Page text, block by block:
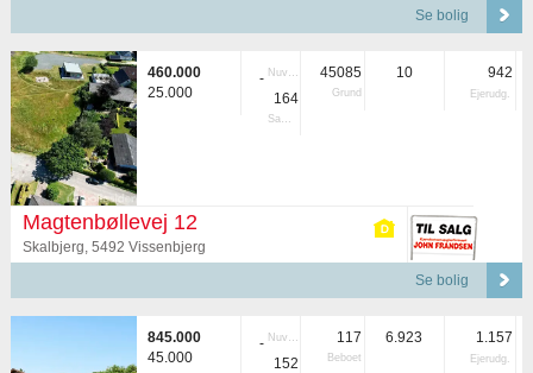
Se bolig
460.000
25.000
- Nuvær.
164
Samlet
45085
Grund
10 942
Ejerudg.
Magtenbøllevej 12
Skalbjerg, 5492 Vissenbjerg
Se bolig
845.000
45.000
- Nuvær.
152
117
Beboet
6.923 1.157
Ejerudg.